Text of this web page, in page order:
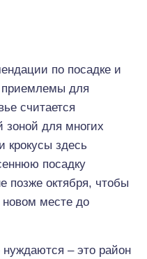
по посадке и
приемлемы для
считается
зоной для многих
крокусы здесь
посадку
позже октября, чтобы
новом месте до
– это район